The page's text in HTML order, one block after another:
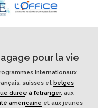
pour la vie
Internationaux
suisses et belges
durée à l’étranger, aux
américaine et aux jeunes